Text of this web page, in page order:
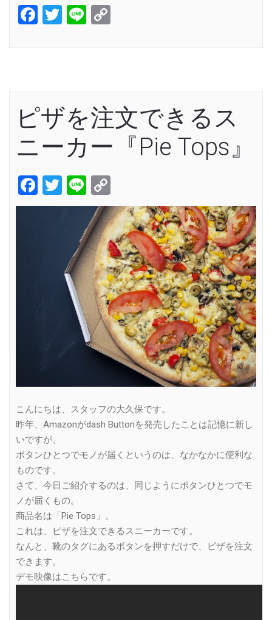
Facebook
Twitter
Line
ピザを注文できるス
ニーカー『Pie Tops』
Facebook
Twitter
Line
Link
こんにちは、スタッフの大久保です。
昨年、Amazonがdash Buttonを発売したことは記憶に新し
いですが、
ボタンひとつでモノが届くというのは、なかなかに便利な
ものです。
さて、今日ご紹介するのは、同じようにボタンひとつでモ
ノが届くもの。
商品名は「Pie Tops」。
これは、ピザを注文できるスニーカーです。
なんと、靴のタグにあるボタンを押すだけで、ピザを注文
できます。
デモ映像はこちらです。